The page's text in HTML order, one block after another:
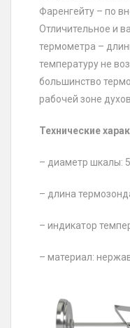
Фаренгейту – по
Отличительное и
термометра –
температуру не
большинство
рабочей зоне
Технические
– диаметр шкалы:
– длина
– индикатор
– материал: